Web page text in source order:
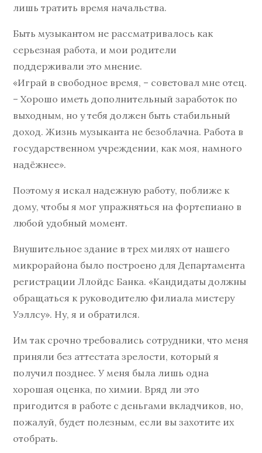
лишь тратить время начальства.
Быть музыкантом не рассматривалось как
серьезная работа, и мои родители
поддерживали это мнение.
«Играй в свободное время, – советовал мне отец.
– Хорошо иметь дополнительный заработок по
выходным, но у тебя должен быть стабильный
доход. Жизнь музыканта не безоблачна. Работа в
государственном учреждении, как моя, намного
надёжнее».
Поэтому я искал надежную работу, поближе к
дому, чтобы я мог упражняться на фортепиано в
любой удобный момент.
Внушительное здание в трех милях от нашего
микрорайона было построено для Департамента
регистрации Ллойдс Банка. «Кандидаты должны
обращаться к руководителю филиала мистеру
Уэллсу». Ну, я и обратился.
Им так срочно требовались сотрудники, что меня
приняли без аттестата зрелости, который я
получил позднее. У меня была лишь одна
хорошая оценка, по химии. Вряд ли это
пригодится в работе с деньгами вкладчиков, но,
пожалуй, будет полезным, если вы захотите их
отобрать.